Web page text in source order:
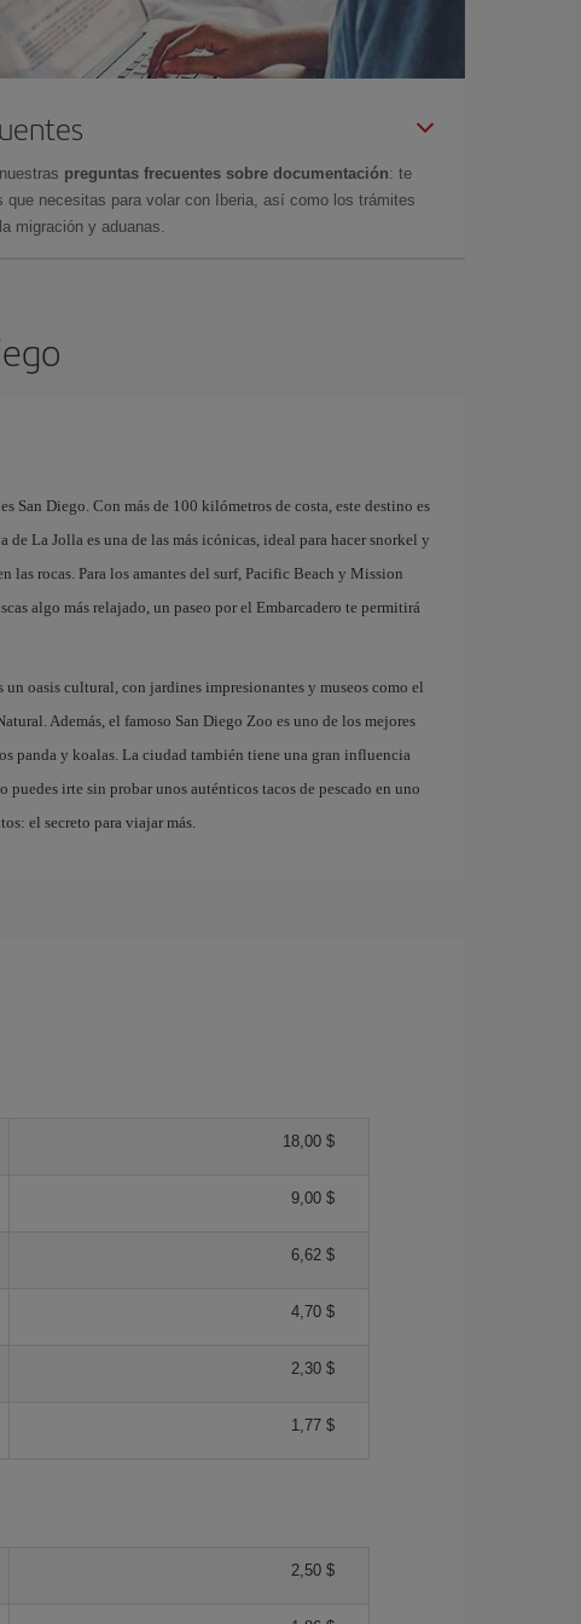
preguntas frecuentes sobre documentación: te
que necesitas para volar con Iberia, así como los trámites
migración y aduanas.
San Diego. Con más de 100 kilómetros de costa, este destino es
de La Jolla es una de las más icónicas, ideal para hacer snorkel y
las rocas. Para los amantes del surf, Pacific Beach y Mission
algo más relajado, un paseo por el Embarcadero te permitir
oasis cultural, con jardines impresionantes y museos como el
Además, el famoso San Diego Zoo es uno de los mejores
panda y koalas. La ciudad también tiene una gran influencia
irte sin probar unos auténticos tacos de pescado en uno
el secreto para viajar más.
18,00 $
9,00 $
6,62 $
4,70 $
2,30 $
1,77 $
2,50 $